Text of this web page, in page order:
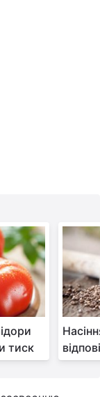
тиск